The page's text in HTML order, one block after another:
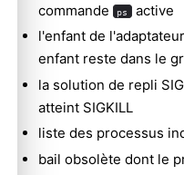
commande
ps
active
l'enfant de
enfant reste dans le
la solution de repli
atteint SIGKILL
liste des processus
bail obsolète dont le